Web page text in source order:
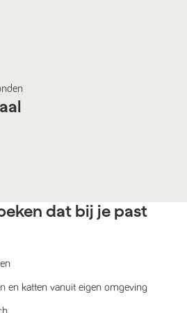
dat bij je past
en katten vanuit eigen omgeving